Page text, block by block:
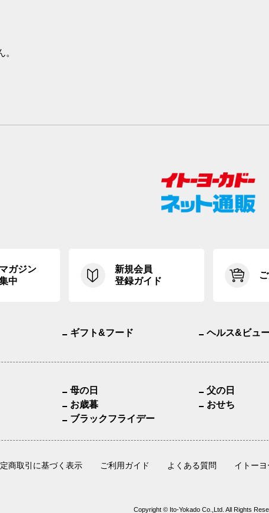
ガジン
中
新規会員
登録ガイド
ギフト&フード ヘルス&ビュ
母の日 父の日
お歳暮
おせち
ブラックフライデー
商取引に基づく表示 ご利用ガイド よくある質問 イトー
Copyright © Ito-Yokado Co.,Ltd. All Rights